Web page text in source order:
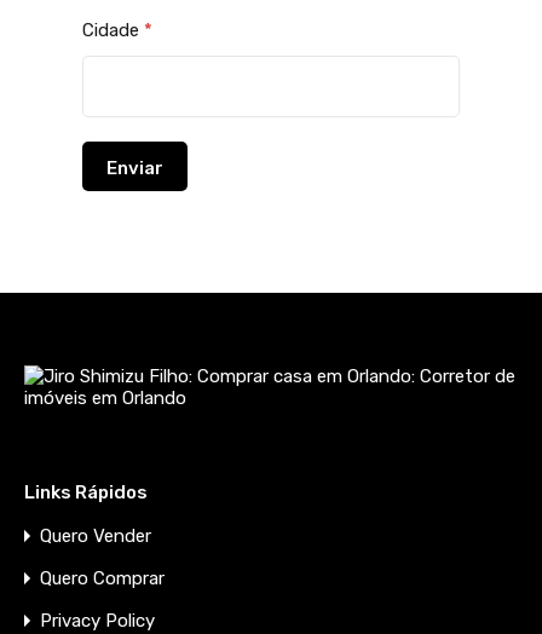
Cidade *
Enviar
Links Rápidos
Quero Vender
Quero Comprar
Privacy Policy